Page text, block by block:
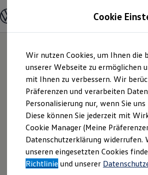
Hauptinhalt
springen
Footer
springen
Modelle und Konfigurator
Modelle vergleichen
Elektroautos
ENERGY Sondermodelle
Nutzfahrzeuge
SUV und CUV
Familienautos
Kombis
Kompaktwagen
Sportwagen
Schnell verfügbare Fahrzeuge
Angebote und Produkte
Aktuelle Angebote
E-Auto-Förderung
Volkswagen Marktplatz
Cookie
Wir nutzen Cookies, um Ihnen die
unserer Webseite zu ermöglichen
mit Ihnen zu verbessern. Wir
Präferenzen und verarbeiten
Personalisierung nur, wenn Sie
Diese können Sie jederzeit mit
Cookie Manager (Meine
Datenschutzerklärung
unseren eingesetzten Cookies
Richtlinie und unserer